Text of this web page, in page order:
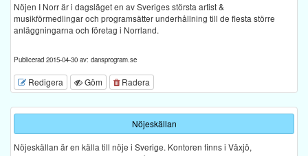
Nöjen I Norr är i dagsläget en av Sveriges största artist &
musikförmedlingar och programsätter underhållning till de flesta större
anläggningarna och företag i Norrland.
Publicerad 2015-04-30 av: dansprogram.se
Redigera Göm Radera
Nöjeskällan
Nöjeskällan är en källa till nöje i Sverige. Kontoren finns i Växjö,